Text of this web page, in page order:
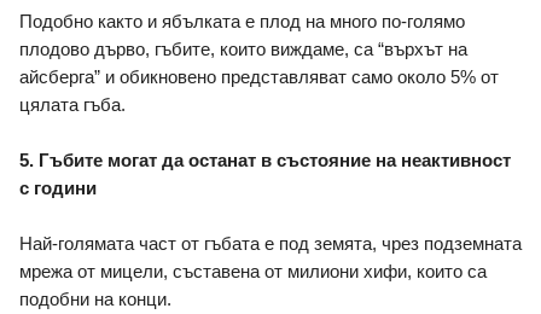
Подобно както и ябълката е плод на много по-голямо
плодово дърво, гъбите, които виждаме, са “върхът на
айсберга” и обикновено представляват само около 5% от
цялата гъба.
5. Гъбите могат да останат в състояние на неактивност
с години
Най-голямата част от гъбата е под земята, чрез подземната
мрежа от мицели, съставена от милиони хифи, които са
подобни на конци.